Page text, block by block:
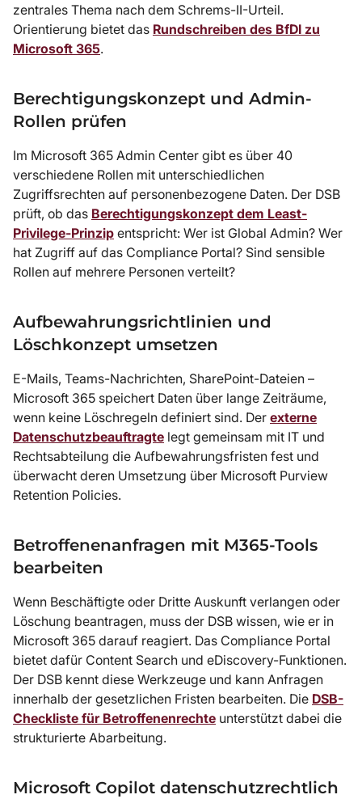
zentrales Thema nach dem Schrems-II-Urteil.
Orientierung bietet das Rundschreiben des BfDI zu
Microsoft 365.
Berechtigungskonzept und Admin-
Rollen prüfen
Im Microsoft 365 Admin Center gibt es über 40
verschiedene Rollen mit unterschiedlichen
Zugriffsrechten auf personenbezogene Daten. Der DSB
prüft, ob das Berechtigungskonzept dem Least-
Privilege-Prinzip entspricht: Wer ist Global Admin? Wer
hat Zugriff auf das Compliance Portal? Sind sensible
Rollen auf mehrere Personen verteilt?
Aufbewahrungsrichtlinien und
Löschkonzept umsetzen
E-Mails, Teams-Nachrichten, SharePoint-Dateien –
Microsoft 365 speichert Daten über lange Zeiträume,
wenn keine Löschregeln definiert sind. Der externe
Datenschutzbeauftragte legt gemeinsam mit IT und
Rechtsabteilung die Aufbewahrungsfristen fest und
überwacht deren Umsetzung über Microsoft Purview
Retention Policies.
Betroffenenanfragen mit M365-Tools
bearbeiten
Wenn Beschäftigte oder Dritte Auskunft verlangen oder
Löschung beantragen, muss der DSB wissen, wie er in
Microsoft 365 darauf reagiert. Das Compliance Portal
bietet dafür Content Search und eDiscovery-Funktionen.
Der DSB kennt diese Werkzeuge und kann Anfragen
innerhalb der gesetzlichen Fristen bearbeiten. Die DSB-
Checkliste für Betroffenenrechte unterstützt dabei die
strukturierte Abarbeitung.
Microsoft Copilot datenschutzrechtlich